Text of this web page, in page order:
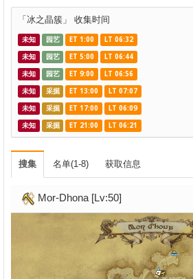
「冰之晶簇」 收集时间
未知 园艺 ET 1:00
LT 06:32
未知
园艺 ET 5:00
LT 06:44
未知
园艺 ET 9:00
LT 06:56
未知
采掘 ET 13:00
LT 07:07
未知
采掘 ET 17:00
LT 06:09
未知
采掘 ET 21:00 LT 06:21
搜集 名单(1-8) 获取信息
Mor-Dhona [Lv:50]